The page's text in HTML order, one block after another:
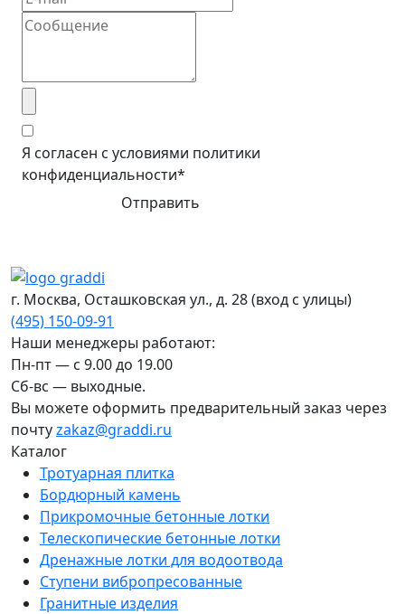
Я согласен с условиями политики
конфиденциальности*
Отправить
г. Москва, Осташковская ул., д. 28(вход с улицы)
(495) 150-09-91
Наши менеджеры работают:
Пн-пт — c 9.00 до 19.00
Сб-вс — выходные.
Вы можете оформить предварительный заказ через
почтуzakaz@graddi.ru
Каталог
Тротуарная плитка
Бордюрный камень
Прикромочные бетонные лотки
Телескопические бетонные лотки
Дренажные лотки для водоотвода
Ступени вибропресованные
Гранитные изделия